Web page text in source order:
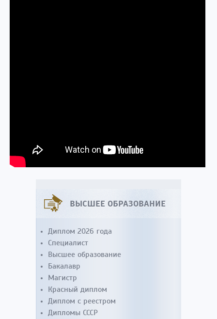
ВЫСШЕЕ ОБРАЗОВАНИЕ
Диплом 2026 года
Специалист
Высшее образование
Бакалавр
Магистр
Красный диплом
Диплом с реестром
Дипломы СССР